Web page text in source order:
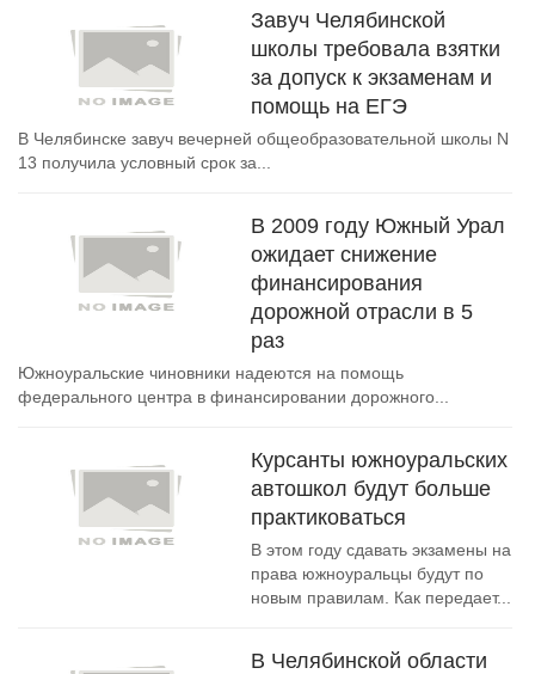
Завуч Челябинской
школы требовала взятки
за допуск к экзаменам и
помощь на ЕГЭ
В Челябинске завуч вечерней общеобразовательной школы N
13 получила условный срок за...
В 2009 году Южный Урал
ожидает снижение
финансирования
дорожной отрасли в 5
раз
Южноуральские чиновники надеются на помощь
федерального центра в финансировании дорожного...
Курсанты южноуральских
автошкол будут больше
практиковаться
В этом году сдавать экзамены на
права южноуральцы будут по
новым правилам. Как передает...
В Челябинской области